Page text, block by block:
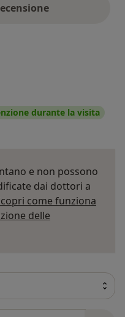
durante la visita
e non possono
dai dottori a
come funziona
delle